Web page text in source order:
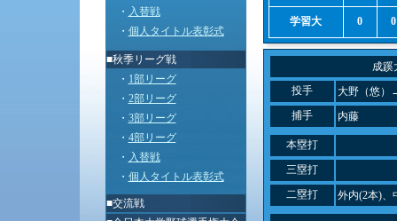
・ 入替戦
・ 個人タイトル表彰式
■秋季リーグ戦
・ 1部リーグ
・ 2部リーグ
・ 3部リーグ
・ 4部リーグ
・ 入替戦
・ 個人タイトル表彰式
■交流戦
学習大 0 0
成蹊
投手
大野（悠）
捕手
内藤
本塁打
三塁打
二塁打
外内(2本)、